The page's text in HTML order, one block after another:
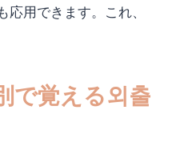
用できます。これ、
で覚える외출